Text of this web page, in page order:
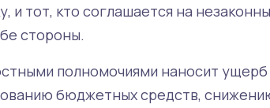
и тот, кто соглашается на
стороны.
полномочиями наносит ущерб
бюджетных средств,